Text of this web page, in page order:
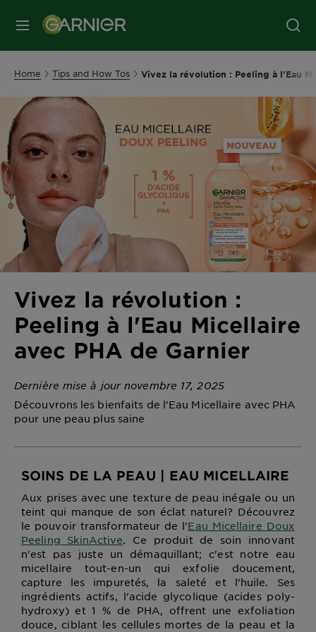
MENU
Home Tips and How Tos Vivez la révolution : Peeling à l'Eau
Vivez la révolution :
Peeling à l'Eau Micellaire
avec PHA de Garnier
Dernière mise à jour novembre 17, 2025
Découvrons les bienfaits de l'Eau Micellaire avec PHA
pour une peau plus saine
SOINS DE LA PEAU | EAU MICELLAIRE
Aux prises avec une texture de peau inégale ou un
teint qui manque de son éclat naturel? Découvrez
le pouvoir transformateur de l'Eau Micellaire Doux
Peeling SkinActive. Ce produit de soin innovant
n'est pas juste un démaquillant; c'est notre eau
micellaire tout-en-un qui exfolie doucement,
capture les impuretés, la saleté et l'huile. Ses
ingrédients actifs, l'acide glycolique (acides poly-
hydroxy) et 1 % de PHA, offrent une exfoliation
douce, ciblant les cellules mortes de la peau et la